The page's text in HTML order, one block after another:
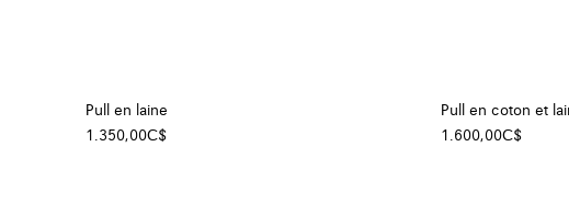
Pull en laine
1.350,00C$
Pull en coton et
1.600,00C$